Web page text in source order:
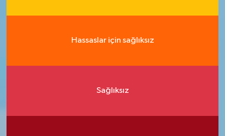
Hassaslar için sağlıksız
Sağlıksız